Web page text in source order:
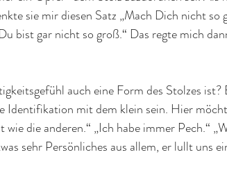
sie mir diesen Satz „Mach Dich nicht
bist gar nicht so groß.“ Das regte mich
auch eine Form des Stolzes ist?
Identifikation mit dem klein sein. Hier
die anderen.“ „Ich habe immer Pech.“
sehr Persönliches aus allem, er lullt uns